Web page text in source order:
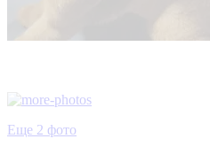
Еще 2 фото